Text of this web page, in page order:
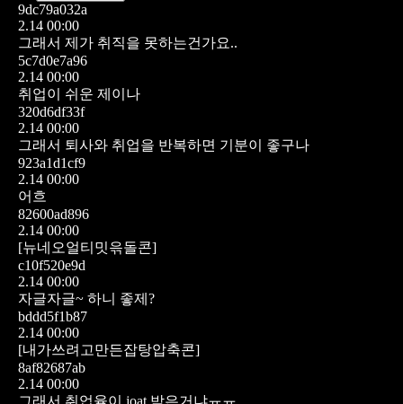
9dc79a032a
2.14 00:00
그래서 제가 취직을 못하는건가요..
5c7d0e7a96
2.14 00:00
취업이 쉬운 제이나
320d6df33f
2.14 00:00
그래서 퇴사와 취업을 반복하면 기분이 좋구나
923a1d1cf9
2.14 00:00
어흐
82600ad896
2.14 00:00
[뉴네오얼티밋윾돌콘]
c10f520e9d
2.14 00:00
자글자글~ 하니 좋제?
bddd5f1b87
2.14 00:00
[내가쓰려고만든잡탕압축콘]
8af82687ab
2.14 00:00
그래서 취업율이 joat 박은거냐ㅠㅠ